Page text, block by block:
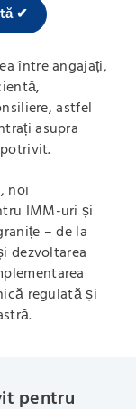
✔
între angajați,
astfel
asupra
noi
IMM-uri și
– de la
dezvoltarea
regulată și
pentru